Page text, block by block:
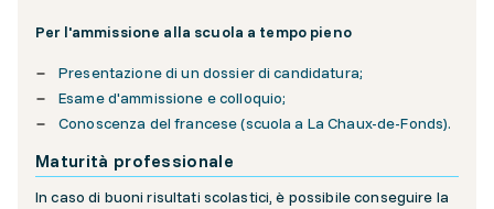
Per l'ammissione alla scuola a tempo pieno
Presentazione di un dossier di candidatura;
Esame d'ammissione e colloquio;
Conoscenza del francese (scuola a La Chaux-de-Fonds).
Maturità professionale
In caso di buoni risultati scolastici, è possibile conseguire la